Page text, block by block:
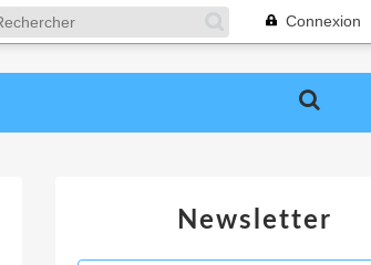
Connexion
Newsletter